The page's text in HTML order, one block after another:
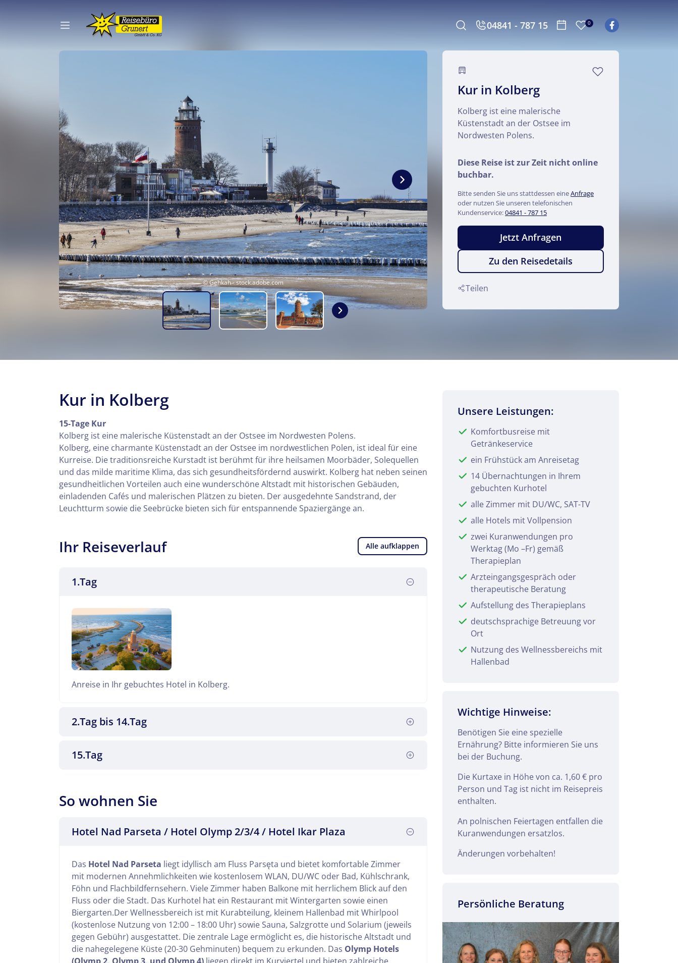
04841 - 787 15 0
© Gehkah - stock.adobe.com
Kur in Kolberg
Kolberg ist eine malerische
Küstenstadt an der Ostsee im
Nordwesten Polens.
Diese Reise ist zur Zeit nicht online
buchbar.
Bitte senden Sie uns stattdessen eineAnfrage
oder nutzen Sie unseren telefonischen
Kundenservice:04841 - 787 15
Jetzt Anfragen
Zu den Reisedetails
Teilen
Kur in Kolberg
15-Tage Kur
Kolberg ist eine malerische Küstenstadt an der Ostsee im Nordwesten Polens.
Kolberg, eine charmante Küstenstadt an der Ostsee im nordwestlichen Polen, ist ideal für eine
Kurreise. Die traditionsreiche Kurstadt ist berühmt für ihre heilsamen Moorbäder, Solequellen
und das milde maritime Klima, das sich gesundheitsfördernd auswirkt. Kolberg hat neben seinen
gesundheitlichen Vorteilen auch eine wunderschöne Altstadt mit historischen Gebäuden,
einladenden Cafés und malerischen Plätzen zu bieten. Der ausgedehnte Sandstrand, der
Leuchtturm sowie die Seebrücke bieten sich für entspannende Spaziergänge an.
Ihr Reiseverlauf Alle aufklappen
1.Tag
Anreise in Ihr gebuchtes Hotel in Kolberg.
2.Tag bis 14.Tag
15.Tag
Heimat.
So wohnen Sie
Hotel Nad Parseta / Hotel Olymp 2/3/4 / Hotel Ikar Plaza
Das Hotel Nad Parseta liegt idyllisch am Fluss Parsęta und bietet komfortable Zimmer
mit modernen Annehmlichkeiten wie kostenlosem WLAN, DU/WC oder Bad, Kühlschrank,
Föhn und Flachbildfernsehern. Viele Zimmer haben Balkone mit herrlichem Blick auf den
Fluss oder die Stadt. Das Kurhotel hat ein Restaurant mit Wintergarten sowie einen
Biergarten.Der Wellnessbereich ist mit Kurabteilung, kleinem Hallenbad mit Whirlpool
(kostenlose Nutzung von 12:00 – 18:00 Uhr) sowie Sauna, Salzgrotte und Solarium (jeweils
gegen Gebühr) ausgestattet. Die zentrale Lage ermöglicht es, die historische Altstadt und
die nahegelegene Küste (20-30 Gehminuten) bequem zu erkunden. Das Olymp Hotels
Unsere Leistungen:
Komfortbusreise mit
Getränkeservice
ein Frühstück am Anreisetag
14 Übernachtungen in Ihrem
gebuchten Kurhotel
alle Zimmer mit DU/WC, SAT-TV
alle Hotels mit Vollpension
zwei Kuranwendungen pro
Werktag (Mo –Fr) gemäß
Therapieplan
Arzteingangsgespräch oder
therapeutische Beratung
Aufstellung des Therapieplans
deutschsprachige Betreuung vor
Ort
Nutzung des Wellnessbereichs mit
Hallenbad
Wichtige Hinweise:
Benötigen Sie eine spezielle
Ernährung? Bitte informieren Sie uns
bei der Buchung.
Die Kurtaxe in Höhe von ca. 1,60 € pro
Person und Tag ist nicht im Reisepreis
enthalten.
An polnischen Feiertagen entfallen die
Kuranwendungen ersatzlos.
Änderungen vorbehalten!
Persönliche Beratung